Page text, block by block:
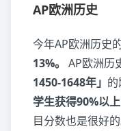
AP欧洲历史
今年AP欧洲历史
13%。 AP欧洲历
1450-1648年」 的
学生获得90%以
目分数也是很好的